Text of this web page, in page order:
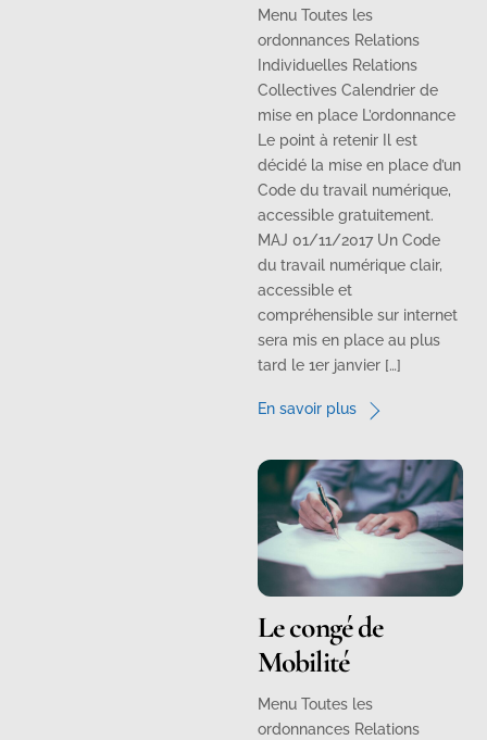
Menu Toutes les
ordonnances Relations
Individuelles Relations
Collectives Calendrier de
mise en place L’ordonnance
Le point à retenir Il est
décidé la mise en place d’un
Code du travail numérique,
accessible gratuitement.
MAJ 01/11/2017 Un Code
du travail numérique clair,
accessible et
compréhensible sur internet
sera mis en place au plus
tard le 1er janvier […]
En savoir plus
Le congé de
Mobilité
Menu Toutes les
ordonnances Relations